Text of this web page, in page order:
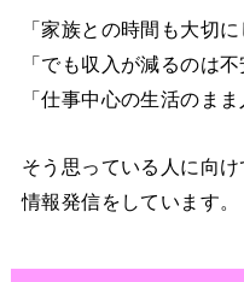
「家族との時間も大切に
「でも収入が減るのは不
「仕事中心の生活のま
そう思っている人に向け
情報発信をしています。